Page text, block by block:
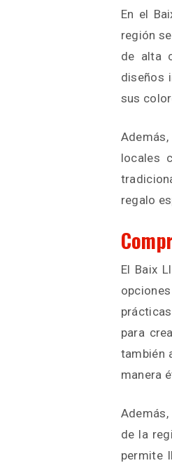
En el
región
de alta
diseños
sus
locales
regalo
El Baix
para
también
manera
de la
permite